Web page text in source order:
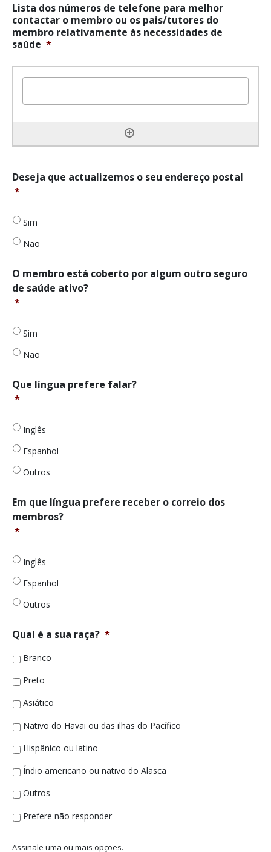
Lista dos números de telefone para melhor
contactar o membro ou os pais/tutores do
membro relativamente às necessidades de
saúde *
Gostaria
que
seu
endereço
postal?
Deseja que actualizemos o seu endereço postal
*
Sim
Não
O
membro
está
algum
outro
seguro
saúde
ativo?
O membro está coberto por algum outro seguro
de saúde ativo?
*
Sim
Não
Que
língua
*
Que língua prefere falar?
*
Inglês
Espanhol
Outros
Em
que
língua
o
correio
dos
membros?
*
Em que língua prefere receber o correio dos
membros?
*
Inglês
Espanhol
Outros
Qual é a sua raça? *
Branco
Preto
Asiático
Nativo do Havai ou das ilhas do Pacífico
Hispânico ou latino
Índio americano ou nativo do Alasca
Outros
Prefere não responder
Assinale uma ou mais opções.